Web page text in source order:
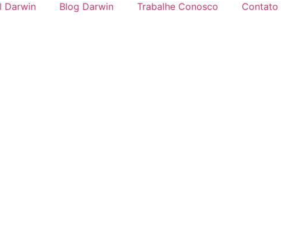
Darwin Blog Darwin Trabalhe Conosco Contato